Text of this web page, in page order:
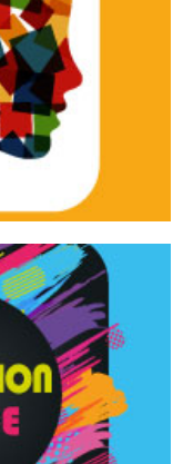
di teatro
– I Edizione